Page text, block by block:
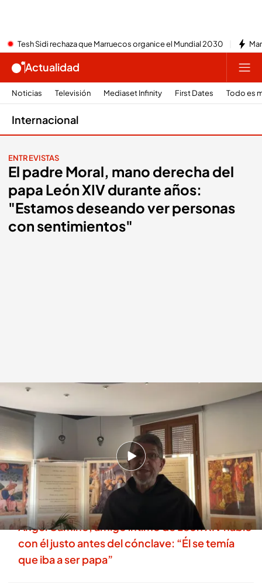
Tesh Sidi rechaza que Marruecos organice el Mundial 2030
Actualidad
Noticias Televisión Mediaset Infinity First Dates Todo es
Internacional
ENTREVISTAS
El padre Moral, mano derecha del
papa León XIV durante años:
"Estamos deseando ver personas
con sentimientos"
La labor del papa León XIV a ojos del padre Moral
Redacción digital Noticias Cuatro
16 MAY 2025 - 18:45h.
Alejandro Moral Antón fue el número dos del
papa León XIV durante años cuando dirigió la
Orden de San Agustín
Ángel Camino, amigo íntimo de León XIV habló
con él justo antes del cónclave: “Él se temía
que iba a ser papa”